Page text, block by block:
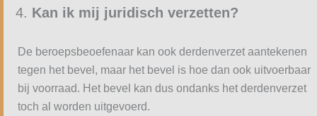
Kan ik mij juridisch verzetten?
De beroepsbeoefenaar kan ook derdenverzet aantekenen
tegen het bevel, maar het bevel is hoe dan ook uitvoerbaar
bij voorraad. Het bevel kan dus ondanks het derdenverzet
toch al worden uitgevoerd.